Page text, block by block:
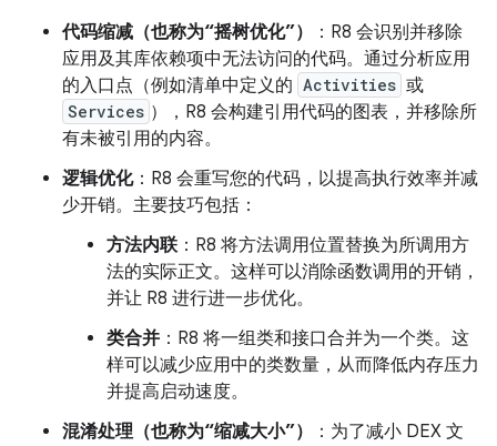
代码缩减（也称为“摇树优化”）
：R8 会识别并移除
应用及其库依赖项中无法访问的代码。通过分析应用
的入口点（例如清单中定义的 Activities 或
Services ），R8 会构建引用代码的图表，并移除所
有未被引用的内容。
逻辑优化：R8 会重写您的代码，以提高执行效率并减
少开销。主要技巧包括：
方法内联：R8 将方法调用位置替换为所调用方
法的实际正文。这样可以消除函数调用的开销，
并让 R8 进行进一步优化。
类合并 ：R8 将一组类和接口合并为一个类。这
样可以减少应用中的类数量，从而降低内存压力
并提高启动速度。
混淆处理（也称为“缩减大小”）
：为了减小 DEX 文